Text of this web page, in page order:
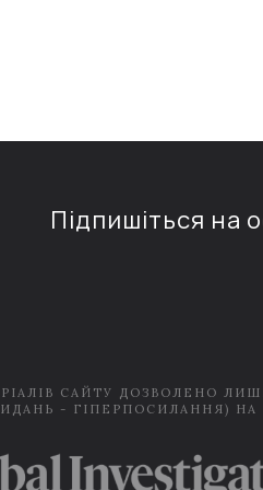
Підпишіться на
САЙТУ ДОЗВОЛЕНО
- ГІПЕРПОСИЛАННЯ) НА